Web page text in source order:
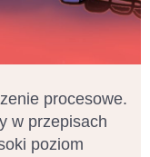
procesowe.
w przepisach
poziom